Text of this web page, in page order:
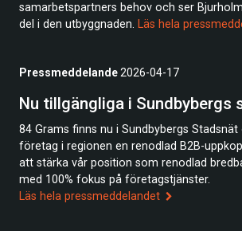
samarbetspartners behov och ser
del i den utbyggnaden. Läs hela
Pressmeddelande2026-04-17
Nu tillgängliga i Sundbybergs
84 Grams finns nu i Sundbybergs
företag i regionen en renodlad B2B-
att stärka vår position som renodlad
med 100% fokus på företagstjänster.
Läs hela pressmeddelandet